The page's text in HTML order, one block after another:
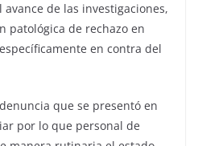
de las investigaciones,
patológica de rechazo en
en contra del
que se presentó en
por lo que personal de